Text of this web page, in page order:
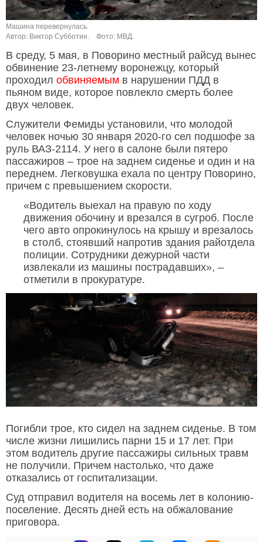
Машина перевернулась.
Автор: Виктор Субботин.
Фото: МВД.
В среду, 5 мая, в Поворино местный райсуд вынес
обвинение 23-летнему воронежцу, который
проходил обвиняемым в нарушении ПДД в
пьяном виде, которое повлекло смерть более
двух человек.
Служители Фемиды установили, что молодой
человек ночью 30 января 2020-го сел подшофе за
руль ВАЗ-2114. У него в салоне были пятеро
пассажиров – трое на заднем сиденье и один и на
переднем. Легковушка ехала по центру Поворино,
причем с превышением скорости.
«Водитель выехал на правую по ходу
движения обочину и врезался в сугроб. После
чего авто опрокинулось на крышу и врезалось
в столб, стоявший напротив здания райотдела
полиции. Сотрудники дежурной части
извлекали из машины пострадавших», –
отметили в прокуратуре.
Погибли трое, кто сидел на заднем сиденье. В том
числе жизни лишились парни 15 и 17 лет. При
этом водитель другие пассажиры сильных травм
не получили. Причем настолько, что даже
отказались от госпитализации.
Суд отправил водителя на восемь лет в колонию-
поселение. Десять дней есть на обжалование
приговора.